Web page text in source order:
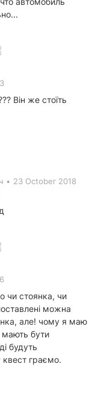
Він же стоїть
• 23 October 2018
чи стоянка, чи
можна
але! чому я маю
мають бути
будуть
граємо.